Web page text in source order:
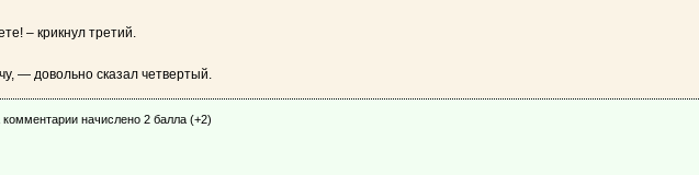
– крикнул третий.
— довольно сказал четвертый.
начислено 2 балла (+2)